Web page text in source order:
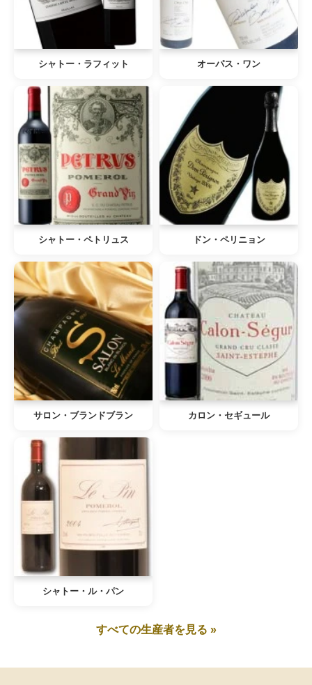
シャトー・ラフィット オーパス・ワン
シャトー・ペトリュス ドン・ペリニョン
サロン・ブランドブラン カロン・セギュール
シャトー・ル・パン
すべての生産者を見る »